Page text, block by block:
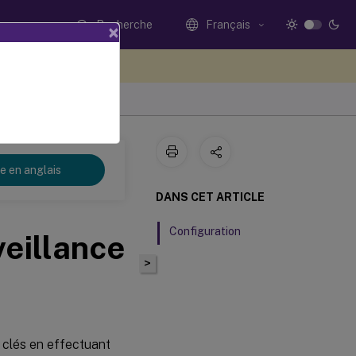
Recherche Français
en anglais
clés en effectuant
>
DANS CET ARTICLE
Configuration
×